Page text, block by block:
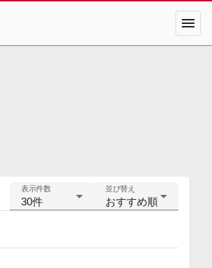
menu
表示件数
30件
並び替え
おすすめ順